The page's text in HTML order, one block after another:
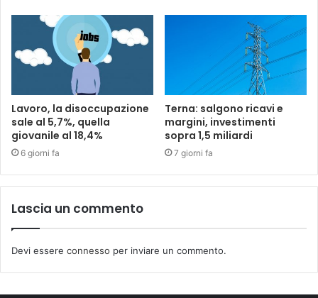
Lavoro, la disoccupazione
sale al 5,7%, quella
giovanile al 18,4%
6 giorni fa
Terna: salgono ricavi e
margini, investimenti
sopra 1,5 miliardi
7 giorni fa
Lascia un commento
Devi essere connesso per inviare un commento.